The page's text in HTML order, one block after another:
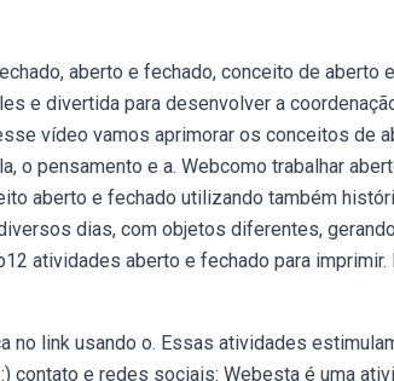
aberto e fechado, conceito de aberto
e divertida para desenvolver a
vídeo vamos aprimorar os conceitos de
o pensamento e a. Webcomo trabalhar
aberto e fechado utilizando também
dias, com objetos diferentes,
atividades aberto e fechado para imprimir.
no link usando o. Essas atividades
contato e redes sociais: Webesta é uma